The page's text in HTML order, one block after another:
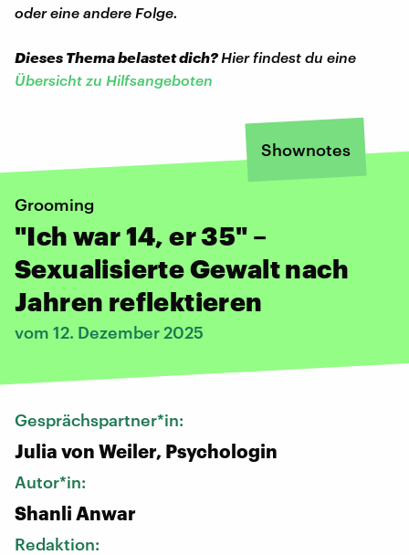
oder eine andere Folge.
Dieses Thema belastet dich? Hier findest du eine
Übersicht zu Hilfsangeboten
Shownotes
Grooming
"Ich war 14, er 35" –
Sexualisierte Gewalt nach
Jahren reflektieren
vom 12. Dezember 2025
Gesprächspartner*in:
Julia von Weiler, Psychologin
Autor*in:
Shanli Anwar
Redaktion: